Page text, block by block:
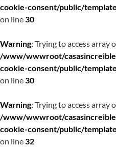
cookie-consent/public/
on line30
Warning: Trying to access array
/www/wwwroot/
cookie-consent/public/
on line30
Warning: Trying to access array
/www/wwwroot/
cookie-consent/public/
on line32